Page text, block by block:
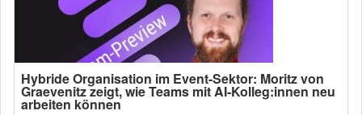
Hybride Organisation im Event-Sektor: Moritz von
Graevenitz zeigt, wie Teams mit AI-Kolleg:innen neu
arbeiten können